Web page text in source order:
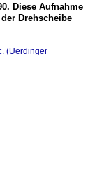
Diese Aufnahme
Drehscheibe
(Uerdinger